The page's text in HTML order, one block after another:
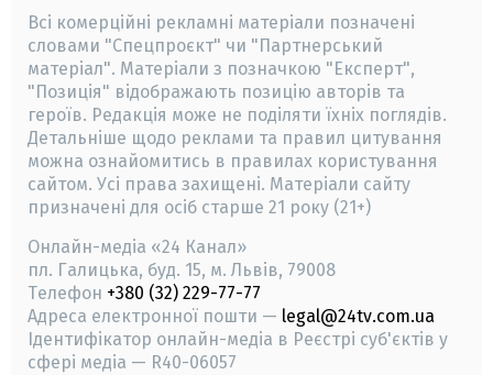
Всі комерційні рекламні матеріали позначені
словами "Спецпроєкт" чи "Партнерський
матеріал". Матеріали з позначкою "Експерт",
"Позиція" відображають позицію авторів та
героїв. Редакція може не поділяти їхніх поглядів.
Детальніше щодо реклами та правил цитування
можна ознайомитись в правилах користування
сайтом. Усі права захищені. Матеріали сайту
призначені для осіб старше 21 року (21+)
Онлайн-медіа «24 Канал»
пл. Галицька, буд. 15, м. Львів, 79008
Телефон +380 (32) 229-77-77
Адреса електронної пошти — legal@24tv.com.ua
Ідентифікатор онлайн-медіа в Реєстрі суб'єктів у
сфері медіа — R40-06057